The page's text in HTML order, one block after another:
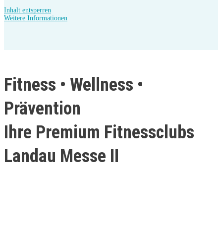
Inhalt entsperren
Weitere Informationen
Fitness • Wellness •
Prävention
Ihre Premium Fitnessclubs
Landau Messe II